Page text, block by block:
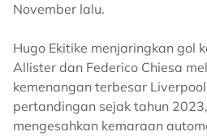
November lalu.
Hugo Ekitike menjaringkan gol
Allister dan Federico Chiesa
kemenangan terbesar
pertandingan sejak tahun
mengesahkan kemaraan